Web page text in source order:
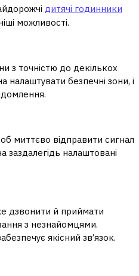
дитячі годинники
можливості.
з точністю до декількох
налаштувати безпечні зони, і
миттєво відправити сигнал
налаштовані
дзвонити й приймати
з незнайомцями.
якісний зв’язок.